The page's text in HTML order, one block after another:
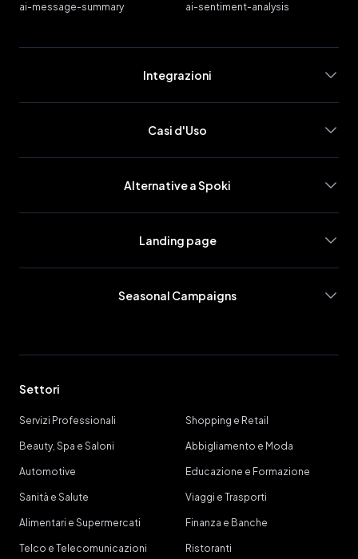
ai-message-summary ai-sentiment-analysis
Integrazioni
Casi d'Uso
Alternative a Spoki
Landing page
Seasonal Campaigns
Settori
Servizi Professionali Shopping e Retail
Beauty, Spa e Saloni Abbigliamento e Moda
Automotive Educazione e Formazione
Sanità e Salute Viaggi e Trasporti
Alimentari e Supermercati Finanza e Banche
Telco e Telecomunicazioni Ristoranti